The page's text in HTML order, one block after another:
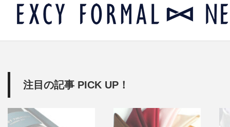
注目の記事 PICK UP！